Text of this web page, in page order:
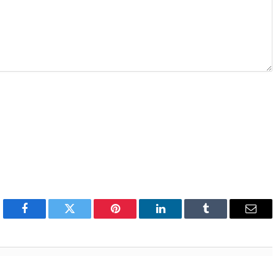
Facebook Twitter Pinterest LinkedIn Tumblr Email